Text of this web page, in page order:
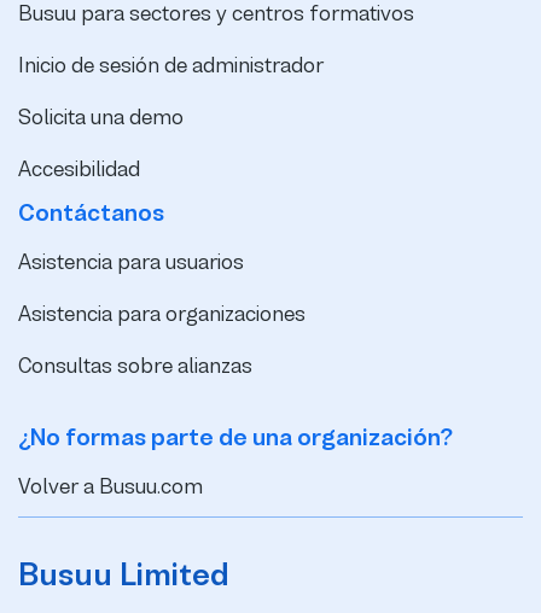
Busuu para sectores y centros formativos
Inicio de sesión de administrador
Solicita una demo
Accesibilidad
Contáctanos
Asistencia para usuarios
Asistencia para organizaciones
Consultas sobre alianzas
¿No formas parte de una organización?
Volver a Busuu.com
Busuu Limited